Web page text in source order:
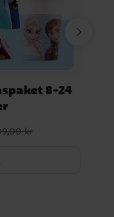
8-24
krTidigare pris
kr